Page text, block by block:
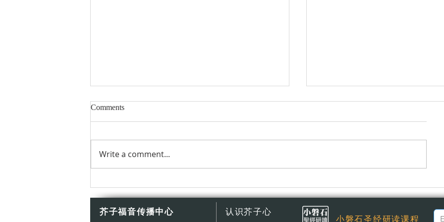
天主，也走過逃亡的路
悔改不是讓你覺得糟，而是讓
Comments
Write a comment...
芥子福音传播中心
认识芥子心
小磐石圣经研读课程